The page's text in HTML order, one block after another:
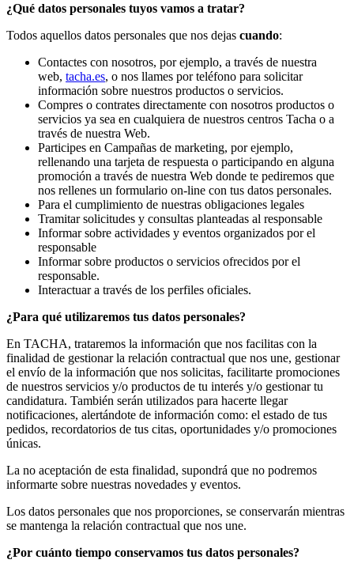
¿Qué datos personales tuyos vamos a tratar?
Todos aquellos datos personales que nos dejas cuando:
Contactes con nosotros, por ejemplo, a través de nuestra
web, tacha.es, o nos llames por teléfono para solicitar
información sobre nuestros productos o servicios.
Compres o contrates directamente con nosotros productos o
servicios ya sea en cualquiera de nuestros centros Tacha o a
través de nuestra Web.
Participes en Campañas de marketing, por ejemplo,
rellenando una tarjeta de respuesta o participando en alguna
promoción a través de nuestra Web donde te pediremos que
nos rellenes un formulario on-line con tus datos personales.
Para el cumplimiento de nuestras obligaciones legales
Tramitar solicitudes y consultas planteadas al responsable
Informar sobre actividades y eventos organizados por el
responsable
Informar sobre productos o servicios ofrecidos por el
responsable.
Interactuar a través de los perfiles oficiales.
¿Para qué utilizaremos tus datos personales?
En TACHA, trataremos la información que nos facilitas con la
finalidad de gestionar la relación contractual que nos une, gestionar
el envío de la información que nos solicitas, facilitarte promociones
de nuestros servicios y/o productos de tu interés y/o gestionar tu
candidatura. También serán utilizados para hacerte llegar
notificaciones, alertándote de información como: el estado de tus
pedidos, recordatorios de tus citas, oportunidades y/o promociones
únicas.
La no aceptación de esta finalidad, supondrá que no podremos
informarte sobre nuestras novedades y eventos.
Los datos personales que nos proporciones, se conservarán mientras
se mantenga la relación contractual que nos une.
¿Por cuánto tiempo conservamos tus datos personales?